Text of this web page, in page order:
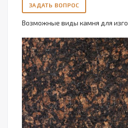
ЗАДАТЬ ВОПРОС
Возможные виды камня для